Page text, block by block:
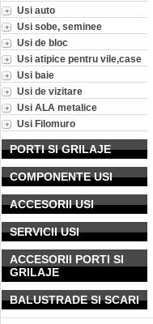
Usi auto
Usi sobe, seminee
Usi de bloc
Usi atipice pentru vile,case
Usi baie
Usi de vizitare
Usi ALA metalice
Usi Filomuro
PORTI SI GRILAJE
COMPONENTE USI
ACCESORII USI
SERVICII USI
ACCESORII PORTI SI
GRILAJE
BALUSTRADE SI SCARI